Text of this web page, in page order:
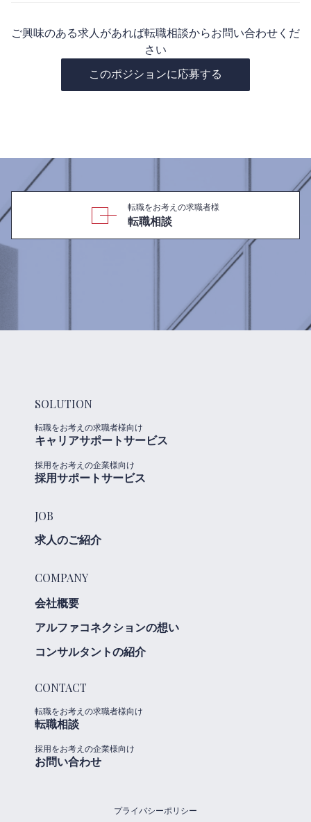
ご興味のある求人があれば転職相談からお問い合わせくだ
さい
このポジションに応募する
転職をお考えの求職者様
転職相談
SOLUTION
転職をお考えの求職者様向け
キャリアサポートサービス
採用をお考えの企業様向け
採用サポートサービス
JOB
求人のご紹介
COMPANY
会社概要
アルファコネクションの想い
コンサルタントの紹介
CONTACT
転職をお考えの求職者様向け
転職相談
採用をお考えの企業様向け
お問い合わせ
プライバシーポリシー